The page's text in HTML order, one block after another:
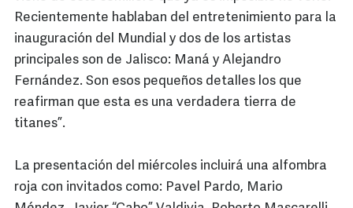
Recientemente hablaban del entretenimiento para la
inauguración del Mundial y dos de los artistas
principales son de Jalisco: Maná y Alejandro
Fernández. Son esos pequeños detalles los que
reafirman que esta es una verdadera tierra de
titanes”.
La presentación del miércoles incluirá una alfombra
roja con invitados como: Pavel Pardo, Mario